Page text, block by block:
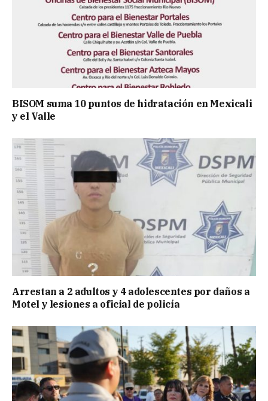
BISOM suma 10 puntos de hidratación en Mexicali
y el Valle
Arrestan a 2 adultos y 4 adolescentes por daños a
Motel y lesiones a oficial de policía